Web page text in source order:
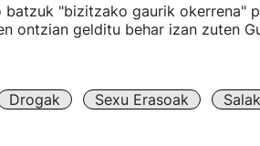
batzuk "bizitzako gaurik okerrena"
ontzian gelditu behar izan zuten
Drogak Sexu Erasoak